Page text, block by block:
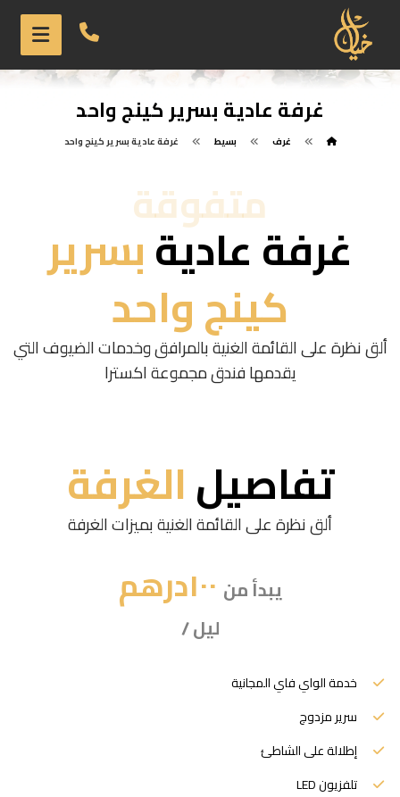
غرفة عادية بسرير كينج واحد
غرف بسيط غرفة عادية بسرير كينج واحد
متفوقة
غرفة عاديةبسرير
كينج واحد
ألق نظرة على القائمة الغنية بالمرافق وخدمات الضيوف التي
يقدمها فندق مجموعة اکسترا
تفاصيلالغرفة
ألق نظرة على القائمة الغنية بميزات الغرفة
يبدأ من ۱۰۰درهم
/ليل
خدمة الواي فاي المجانية
سرير مزدوج
إطلالة على الشاطئ
تلفزيون LED